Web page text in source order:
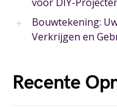
Bouwtekening:
Verkrijgen en
Recente